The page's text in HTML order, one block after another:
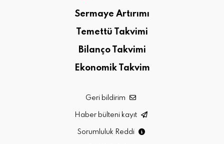
Sermaye Artırımı
Temettü Takvimi
Bilanço Takvimi
Ekonomik Takvim
Geri bildirim
Haber bülteni kayıt
Sorumluluk Reddi